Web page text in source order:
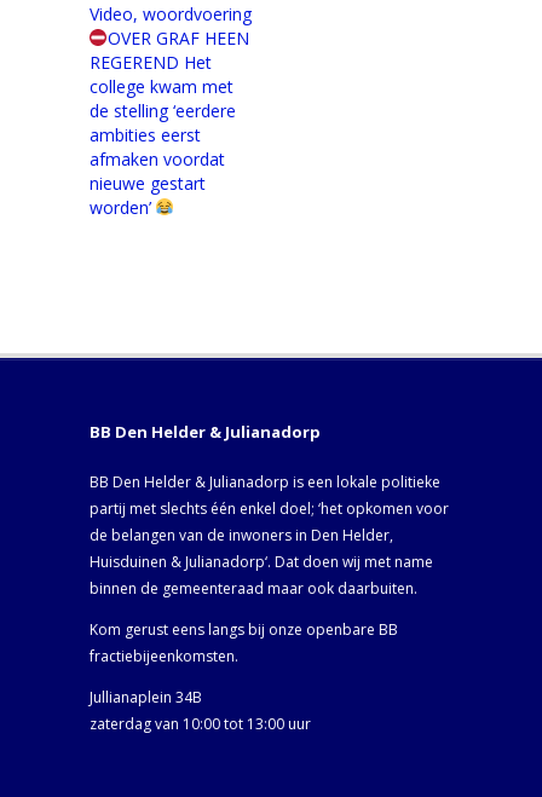
Video, woordvoering
OVER GRAF HEEN
REGEREND Het
college kwam met
de stelling ‘eerdere
ambities eerst
afmaken voordat
nieuwe gestart
worden’
BB Den Helder & Julianadorp
BB Den Helder & Julianadorp is een lokale politieke
partij met slechts één enkel doel; ‘het opkomen voor
de belangen van de inwoners in Den Helder,
Huisduinen & Julianadorp‘. Dat doen wij met name
binnen de gemeenteraad maar ook daarbuiten.
Kom gerust eens langs bij onze openbare BB
fractiebijeenkomsten.
Jullianaplein 34B
zaterdag van 10:00 tot 13:00 uur